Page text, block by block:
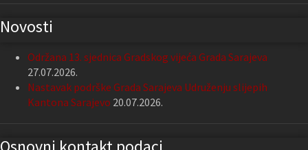
Novosti
Održana 13. sjednica Gradskog vijeća Grada Sarajeva
27.07.2026.
Nastavak podrške Grada Sarajeva Udruženju slijepih
Kantona Sarajevo 20.07.2026.